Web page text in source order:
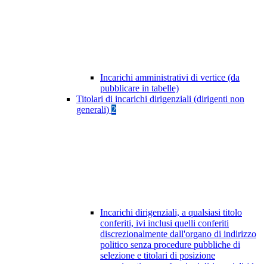
Incarichi amministrativi di vertice (da
pubblicare in tabelle)
Titolari di incarichi dirigenziali (dirigenti non
generali) 2
Incarichi dirigenziali, a qualsiasi titolo
conferiti, ivi inclusi quelli conferiti
discrezionalmente dall'organo di indirizzo
politico senza procedure pubbliche di
selezione e titolari di posizione